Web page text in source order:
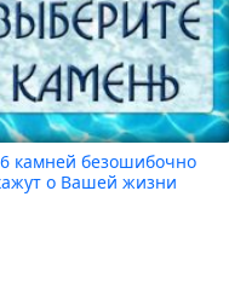
6 камней безошибочно
о Вашей жизни